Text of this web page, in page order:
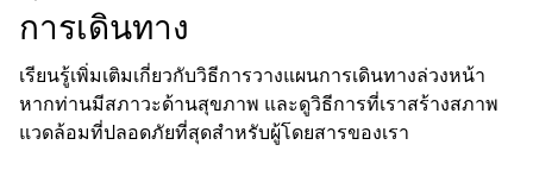
การเดินทาง
เรียนรู้เพิ่มเติมเกี่ยวกับวิธีการวางแผนการเดินทางล่วงหน้า
หากท่านมีสภาวะด้านสุขภาพ และดูวิธีการที่เราสร้างสภาพ
แวดล้อมที่ปลอดภัยที่สุดสำหรับผู้โดยสารของเรา